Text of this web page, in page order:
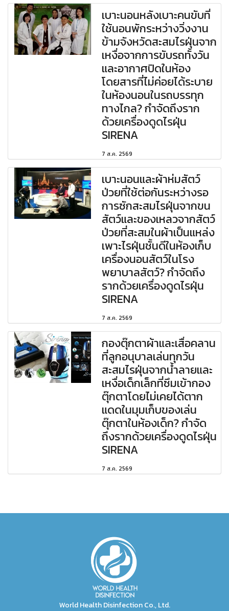
เบาะนอนหลังเบาะคนขับที่
ใช้นอนพักระหว่างวิ่งงาน
ข้ามจังหวัดสะสมไรฝุ่นจาก
เหงื่อจากการขับรถทั้งวัน
และอากาศปิดในห้อง
โดยสารที่ไม่ค่อยได้ระบาย
ในห้องนอนในรถบรรทุก
ทางไกล? กำจัดถึงราก
ด้วยเครื่องดูดไรฝุ่น
SIRENA
7 ส.ค. 2569
เบาะนอนและผ้าห่มสัตว์
ป่วยที่ใช้ต่อกันระหว่างรอ
การซักสะสมไรฝุ่นจากขน
สัตว์และของเหลวจากสัตว์
ป่วยที่สะสมในผ้าเป็นแหล่ง
เพาะไรฝุ่นชั้นดีในห้องเก็บ
เครื่องนอนสัตว์ในโรง
พยาบาลสัตว์? กำจัดถึง
รากด้วยเครื่องดูดไรฝุ่น
SIRENA
7 ส.ค. 2569
กองตุ๊กตาผ้าและเสื่อคลาน
ที่ลูกอนุบาลเล่นทุกวัน
สะสมไรฝุ่นจากน้ำลายและ
เหงื่อเด็กเล็กที่ซึมเข้ากอง
ตุ๊กตาโดยไม่เคยได้ตาก
แดดในมุมเก็บของเล่น
ตุ๊กตาในห้องเด็ก? กำจัด
ถึงรากด้วยเครื่องดูดไรฝุ่น
SIRENA
7 ส.ค. 2569
World Health Disinfection Co., Ltd.